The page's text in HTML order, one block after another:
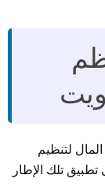
لتنظيم
تلك الإطار